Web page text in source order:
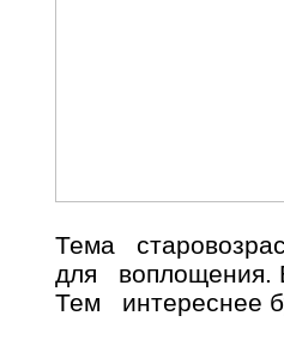
Тема
для воплощения.
Тем интереснее